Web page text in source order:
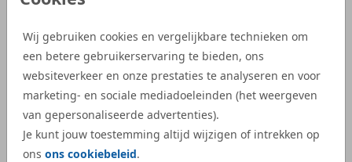
Wij gebruiken cookies en vergelijkbare technieken om
een betere gebruikerservaring te bieden, ons
websiteverkeer en onze prestaties te analyseren en voor
marketing- en sociale mediadoeleinden (het weergeven
van gepersonaliseerde advertenties).
Je kunt jouw toestemming altijd wijzigen of intrekken op
ons ons cookiebeleid.
geboortekaartjes waren snel geleverd.”
- Kelly